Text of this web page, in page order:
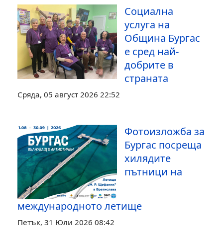
Социална
услуга на
Община Бургас
е сред най-
добрите в
страната
Сряда, 05 август 2026 22:52
Фотоизложба за
Бургас посреща
хилядите
пътници на
международното летище
Петък, 31 Юли 2026 08:42